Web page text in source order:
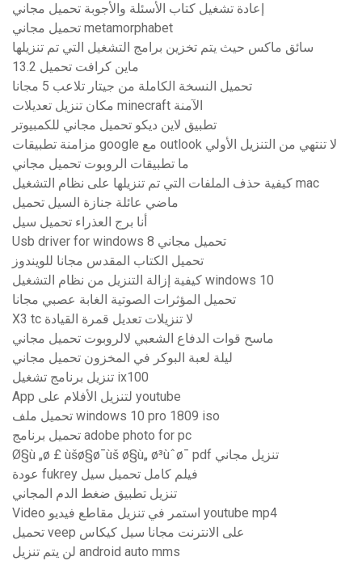
إعادة تشغيل كتاب الأسئلة والأجوبة تحميل مجاني
تحميل مجاني metamorphabet
سائق ماكس حيث يتم تخزين برامج التشغيل التي تم تنزيلها
ماين كرافت تحميل 13.2
تحميل النسخة الكاملة من جيتار تلاعب 5 مجانا
مكان تنزيل تعديلات minecraft الآمنة
تطبيق لاين ديكو تحميل مجاني للكمبيوتر
مزامنة تطبيقات google مع outlook لا تنتهي من التنزيل الأولي
ما تطبيقات الروبوت تحميل مجاني
كيفية حذف الملفات التي تم تنزيلها على نظام التشغيل mac
ماضي عائلة جنازة السيل تحميل
أنا برج العذراء تحميل سيل
Usb driver for windows 8 تحميل مجاني
تحميل الكتاب المقدس مجانا للويندوز
كيفية إزالة التنزيل من نظام التشغيل windows 10
تحميل المؤثرات الصوتية الغابة عصبي مجانا
X3 tc لا تنزيلات تعديل قمرة القيادة
ماسح قوات الدفاع الشعبي لالروبوت تحميل مجاني
ليلة لعبة البوكر في المخزون تحميل مجاني
تنزيل برنامج تشغيل ix100
App لتنزيل الأفلام على youtube
تحميل ملف windows 10 pro 1809 iso
تحميل برنامج adobe photo for pc
Ø§ù „ø £ ùšø§ø¯ùš ø§ù„ ø³ùˆø¯ pdf تنزيل مجاني
عودة fukrey فيلم كامل تحميل سيل
تنزيل تطبيق ضغط الدم المجاني
Video استمر في تنزيل مقاطع فيديو youtube mp4
تحميل veep على الانترنت مجانا سيل كيكاس
لن يتم تنزيل android auto mms